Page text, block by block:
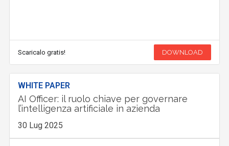
Scaricalo gratis! DOWNLOAD
WHITE PAPER
AI Officer: il ruolo chiave per governare
l’intelligenza artificiale in azienda
30 Lug 2025